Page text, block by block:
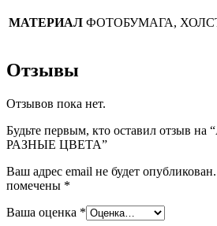
МАТЕРИАЛ ФОТОБУМАГА,
Отзывы
Отзывов пока нет.
Будьте первым, кто оставил отзыв
РАЗНЫЕ ЦВЕТА”
Ваш адрес email не будет опубликован.
помечены *
Ваша оценка *